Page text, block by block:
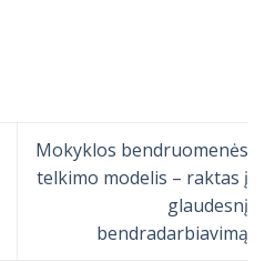
Mokyklos bendruomenės
telkimo modelis – raktas į
glaudesnį
bendradarbiavimą